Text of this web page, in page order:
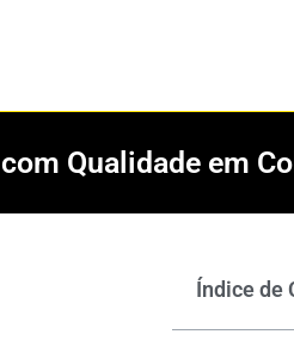
Qualidade em
Índice de